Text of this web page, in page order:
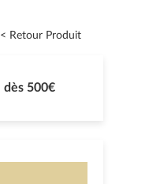
< Retour Produit
dès 500€